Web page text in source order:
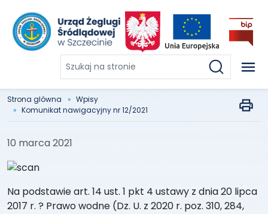
Szukaj
na
stronie
Strona glówna
Wpisy
Komunikat nawigacyjny nr 12/2021
10 marca 2021
Na podstawie art. 14 ust. 1 pkt 4 ustawy z dnia 20 lipca
2017 r. ? Prawo wodne (Dz. U. z 2020 r. poz. 310, 284,